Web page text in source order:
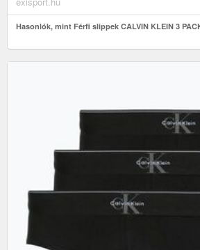
Hasonlók, mint Férfi slippek CALVIN KLEIN 3